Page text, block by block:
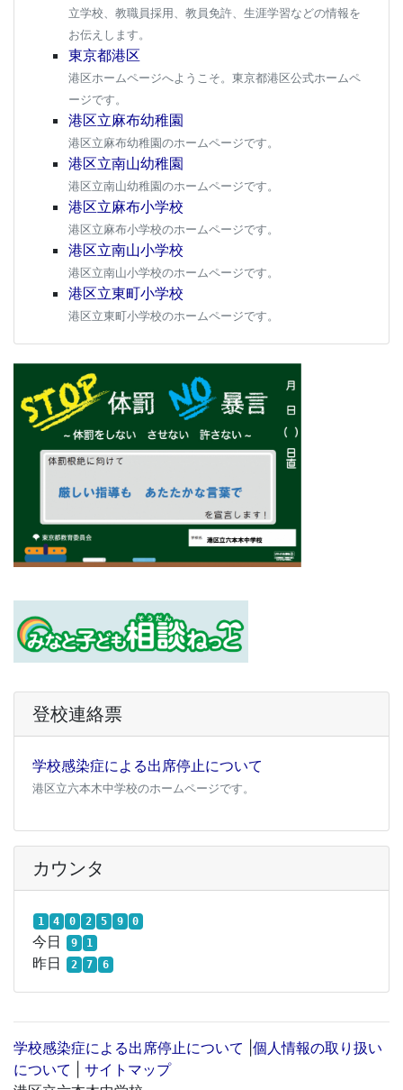
立学校、教職員採用、教員免許、生涯学習などの情報を
お伝えします。
東京都港区
港区ホームページへようこそ。東京都港区公式ホームペ
ージです。
港区立麻布幼稚園
港区立麻布幼稚園のホームページです。
港区立南山幼稚園
港区立南山幼稚園のホームページです。
港区立麻布小学校
港区立麻布小学校のホームページです。
港区立南山小学校
港区立南山小学校のホームページです。
港区立東町小学校
港区立東町小学校のホームページです。
登校連絡票
学校感染症による出席停止について
港区立六本木中学校のホームページです。
カウンタ
1 4 0 2 5 9 0
今日 9 1
昨日 2 7 6
学校感染症による出席停止について 個人情報の取り扱い
について
サイトマップ